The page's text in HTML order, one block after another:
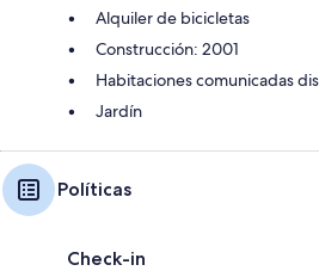
Alquiler de bicicletas
Construcción: 2001
Habitaciones comunicadas
Jardín
Políticas
Check-in